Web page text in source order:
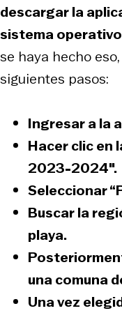
descargar la
sistema operativo
se haya hecho
siguientes pasos:
Ingresar a la
Hacer clic en
2023-2024″.
Seleccionar
Buscar la
playa.
una comuna
Una vez